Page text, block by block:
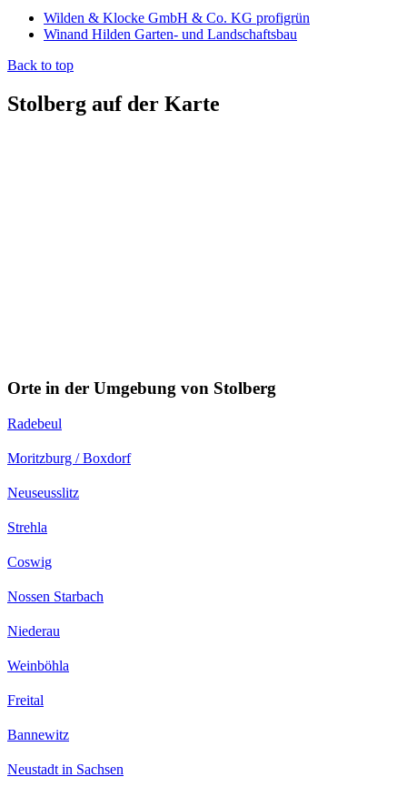
Wilden & Klocke GmbH & Co. KG profigrün
Winand Hilden Garten- und Landschaftsbau
Back to top
Stolberg auf der Karte
Orte in der Umgebung von Stolberg
Radebeul
Moritzburg / Boxdorf
Neuseusslitz
Strehla
Coswig
Nossen Starbach
Niederau
Weinböhla
Freital
Bannewitz
Neustadt in Sachsen